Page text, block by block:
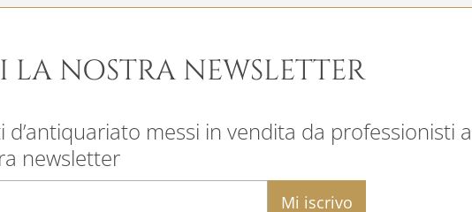
LA NOSTRA NEWSLETTER
messi in vendita da professionisti
newsletter